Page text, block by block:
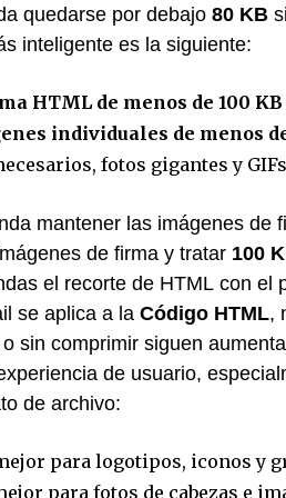
quedarse por debajo 80 KB
inteligente es la siguiente:
HTML de menos de 100 KB
individuales de menos
fotos gigantes y
mantener las imágenes de
de firma y tratar 100
el recorte de HTML con
se aplica a la Código HTML,
sin comprimir siguen
de usuario,
de archivo:
para logotipos, iconos y
para fotos de cabezas e